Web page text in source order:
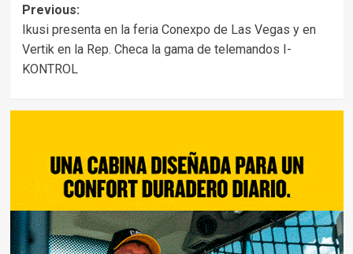
Post
navigation
Previous:
Ikusi presenta en la feria Conexpo de Las Vegas y en
Vertik en la Rep. Checa la gama de telemandos I-
KONTROL